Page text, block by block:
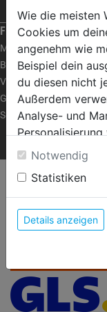
FRAGEN ZUM SHOP
Mein Konto
Bestellen | Bezahlen
Versand | Abholung
Garantie | Umtausch
Servicecenter
VERSANDARTEN
Wie die meisten
Cookies um
angenehm wie
Beispiel dein
du diesen nicht
Außerdem
Analyse- und
Einwilligung
anderem auch
Durch Klick auf
der
anzeigen"
Konfigurieren"
du zulassen
Weitere
Notwendig
Statistiken
Details anzeigen